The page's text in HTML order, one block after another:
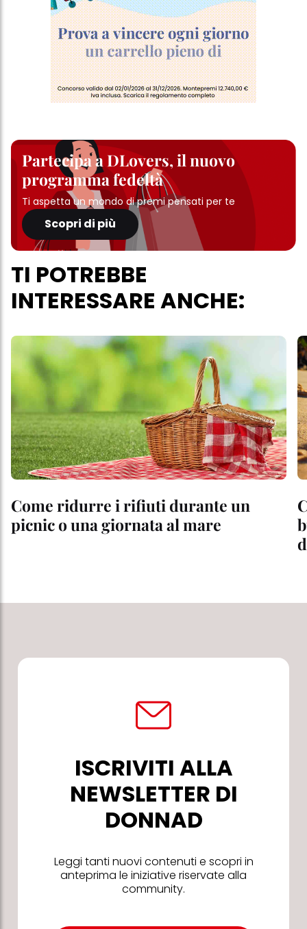
Partecipa a DLovers, il nuovo
programma fedeltà
Ti aspetta un mondo di premi pensati per te
Scopri di più
TI POTREBBE
INTERESSARE ANCHE:
Come ridurre i rifiuti durante un
picnic o una giornata al mare
ISCRIVITI ALLA
NEWSLETTER DI
DONNAD
Leggi tanti nuovi contenuti e scopri in
anteprima le iniziative riservate alla
community.